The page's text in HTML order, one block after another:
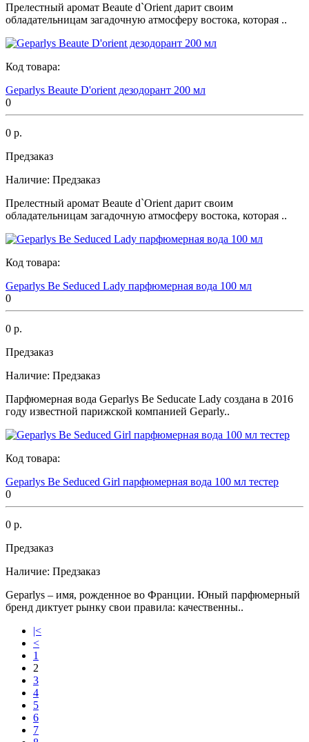
Прелестный аромат Beaute d`Orient дарит своим
обладательницам загадочную атмосферу востока, которая ..
Код товара:
Geparlys Beaute D'orient дезодорант 200 мл
0
0 р.
Предзаказ
Наличие: Предзаказ
Прелестный аромат Beaute d`Orient дарит своим
обладательницам загадочную атмосферу востока, которая ..
Код товара:
Geparlys Be Seduced Lady парфюмерная вода 100 мл
0
0 р.
Предзаказ
Наличие: Предзаказ
Парфюмерная вода Geparlys Be Seducate Lady создана в 2016
году известной парижской компанией Geparly..
Код товара:
Geparlys Be Seduced Girl парфюмерная вода 100 мл тестер
0
0 р.
Предзаказ
Наличие: Предзаказ
Geparlys – имя, рожденное во Франции. Юный парфюмерный
бренд диктует рынку свои правила: качественны..
|<
<
1
2
3
4
5
6
7